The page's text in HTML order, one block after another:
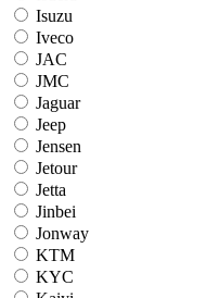
Isuzu
Iveco
JAC
JMC
Jaguar
Jeep
Jensen
Jetour
Jetta
Jinbei
Jonway
KTM
KYC